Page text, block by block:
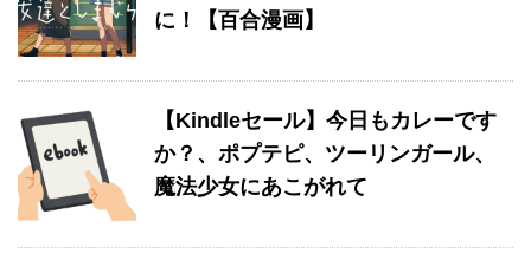
に！【百合漫画】
【Kindleセール】今日もカレーです
か？、ポプテピ、ツーリンガール、
魔法少女にあこがれて